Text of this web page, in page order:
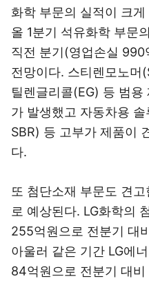
화학 부문의 실적이 크
올 1분기 석유화학 부문
직전 분기(영업손실
전망이다. 스티렌모노머
틸렌글리콜(EG) 등 범
가 발생했고 자동차용
SBR) 등 고부가 제품이
다.
또 첨단소재 부문도 견
로 예상된다. LG화학의
255억원으로 전분기 대
아울러 같은 기간 LG에
84억원으로 전분기 대